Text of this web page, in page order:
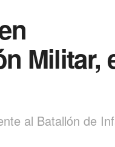
Militar,
al Batallón de